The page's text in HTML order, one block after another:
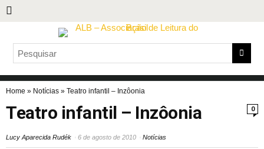
Home » Notícias » Teatro infantil – Inzôonia
0
Teatro infantil – Inzôonia
Lucy Aparecida Rudék 6 de agosto de 2010 Notícias